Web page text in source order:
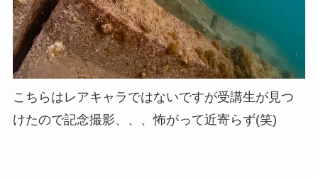
こちらはレアキャラではないですが受講生が見つ
けたので記念撮影、、、怖がって近寄らず(笑)